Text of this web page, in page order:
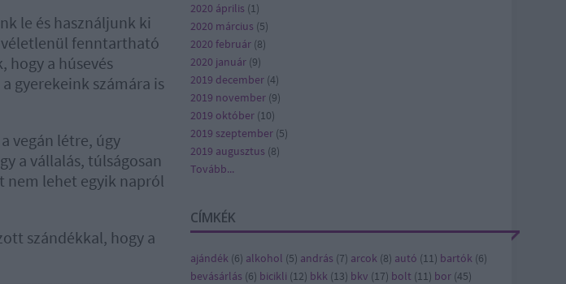
le és használjunk ki
fenntartható
hogy a húsevés
gyerekeink számára is
vegán létre, úgy
a vállalás, túlságosan
nem lehet egyik napról
szándékkal, hogy a
2020 április (1)
2020 március (5)
2020 február (8)
2020 január (9)
2019 december (4)
2019 november (9)
2019 október (10)
2019 szeptember (5)
2019 augusztus (8)
Tovább...
CÍMKÉK
ajándék (6) alkohol (5) andrás (7) arcok (8) autó (11) bartók (6)
bevásárlás (6) bicikli (12) bkk (13) bkv (17) bolt (11) bor (45)